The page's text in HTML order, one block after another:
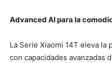
Advanced AI para la
La Serie Xiaomi 14T eleva la
con capacidades avanzadas